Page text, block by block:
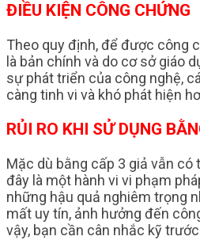
ĐIỀU KIỆN CÔNG CHỨNG
Theo quy định, để được công
là bản chính và do cơ sở giáo
sự phát triển của công nghệ,
càng tinh vi và khó phát hiện
RỦI RO KHI SỬ DỤNG
Mặc dù bằng cấp 3 giả vẫn
đây là một hành vi vi phạm
những hậu quả nghiêm trọng
mất uy tín, ảnh hưởng đến
vậy, bạn cần cân nhắc kỹ